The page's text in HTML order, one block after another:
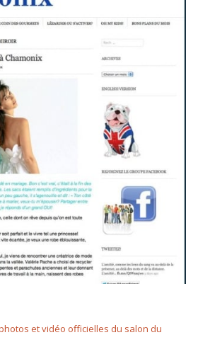
et vidéo officielles du salon du